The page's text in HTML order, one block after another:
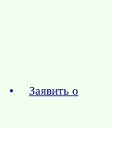
•
Заявить о